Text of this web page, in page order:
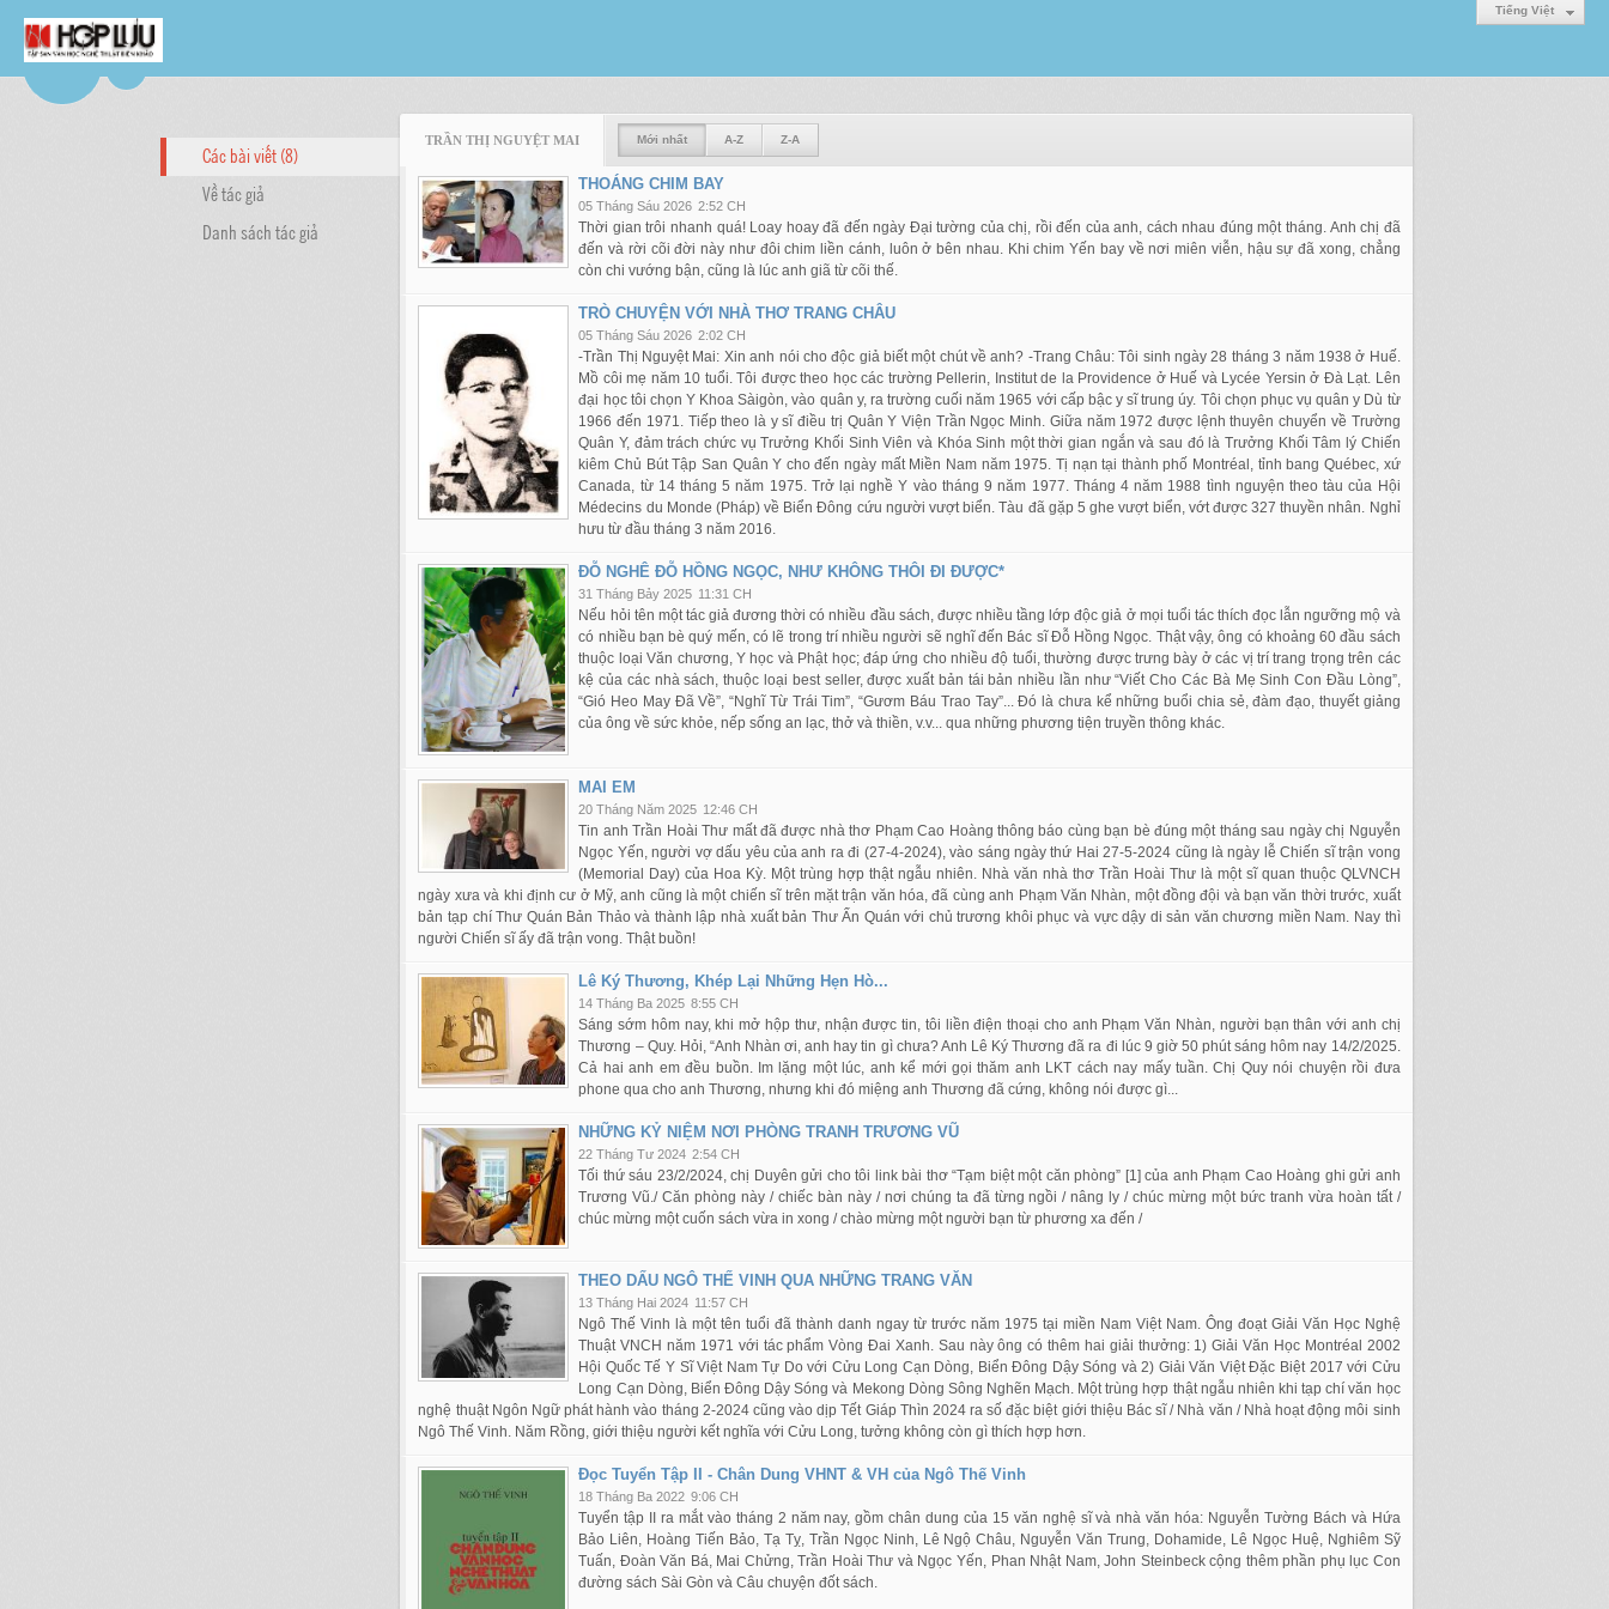
Tiếng Việt
Các bài viết (8)
Về tác giả
Danh sách tác giả
TRẦN THỊ NGUYỆT MAI Mới nhất A-Z Z-A
THOÁNG CHIM BAY
05 Tháng Sáu 2026 2:52 CH
Thời gian trôi nhanh quá! Loay hoay đã đến ngày Đại tường của chị, rồi đến của anh, cách nhau đúng một tháng. Anh chị đã
đến và rời cõi đời này như đôi chim liền cánh, luôn ở bên nhau. Khi chim Yến bay về nơi miên viễn, hậu sự đã xong, chẳng
còn chi vướng bận, cũng là lúc anh giã từ cõi thế.
TRÒ CHUYỆN VỚI NHÀ THƠ TRANG CHÂU
05 Tháng Sáu 2026 2:02 CH
-Trần Thị Nguyệt Mai: Xin anh nói cho độc giả biết một chút về anh? -Trang Châu: Tôi sinh ngày 28 tháng 3 năm 1938 ở Huế.
Mồ côi mẹ năm 10 tuổi. Tôi được theo học các trường Pellerin, Institut de la Providence ở Huế và Lycée Yersin ở Đà Lạt. Lên
đại học tôi chọn Y Khoa Sàigòn, vào quân y, ra trường cuối năm 1965 với cấp bậc y sĩ trung úy. Tôi chọn phục vụ quân y Dù từ
1966 đến 1971. Tiếp theo là y sĩ điều trị Quân Y Viện Trần Ngọc Minh. Giữa năm 1972 được lệnh thuyên chuyển về Trường
Quân Y, đảm trách chức vụ Trưởng Khối Sinh Viên và Khóa Sinh một thời gian ngắn và sau đó là Trưởng Khối Tâm lý Chiến
kiêm Chủ Bút Tập San Quân Y cho đến ngày mất Miền Nam năm 1975. Tị nạn tại thành phố Montréal, tỉnh bang Québec, xứ
Canada, từ 14 tháng 5 năm 1975. Trở lại nghề Y vào tháng 9 năm 1977. Tháng 4 năm 1988 tình nguyện theo tàu của Hội
Médecins du Monde (Pháp) về Biển Đông cứu người vượt biển. Tàu đã gặp 5 ghe vượt biển, vớt được 327 thuyền nhân. Nghỉ
hưu từ đầu tháng 3 năm 2016.
ĐỖ NGHÊ ĐỖ HỒNG NGỌC, NHƯ KHÔNG THÔI ĐI ĐƯỢC*
31 Tháng Bảy 2025 11:31 CH
Nếu hỏi tên một tác giả đương thời có nhiều đầu sách, được nhiều tầng lớp độc giả ở mọi tuổi tác thích đọc lẫn ngưỡng mộ và
có nhiều bạn bè quý mến, có lẽ trong trí nhiều người sẽ nghĩ đến Bác sĩ Đỗ Hồng Ngọc. Thật vậy, ông có khoảng 60 đầu sách
thuộc loại Văn chương, Y học và Phật học; đáp ứng cho nhiều độ tuổi, thường được trưng bày ở các vị trí trang trọng trên các
kệ của các nhà sách, thuộc loại best seller, được xuất bản tái bản nhiều lần như “Viết Cho Các Bà Mẹ Sinh Con Đầu Lòng”,
“Gió Heo May Đã Về”, “Nghĩ Từ Trái Tim”, “Gươm Báu Trao Tay”... Đó là chưa kể những buổi chia sẻ, đàm đạo, thuyết giảng
của ông về sức khỏe, nếp sống an lạc, thở và thiền, v.v... qua những phương tiện truyền thông khác.
MAI EM
20 Tháng Năm 2025 12:46 CH
Tin anh Trần Hoài Thư mất đã được nhà thơ Phạm Cao Hoàng thông báo cùng bạn bè đúng một tháng sau ngày chị Nguyễn
Ngọc Yến, người vợ dấu yêu của anh ra đi (27-4-2024), vào sáng ngày thứ Hai 27-5-2024 cũng là ngày lễ Chiến sĩ trận vong
(Memorial Day) của Hoa Kỳ. Một trùng hợp thật ngẫu nhiên. Nhà văn nhà thơ Trần Hoài Thư là một sĩ quan thuộc QLVNCH
ngày xưa và khi định cư ở Mỹ, anh cũng là một chiến sĩ trên mặt trận văn hóa, đã cùng anh Phạm Văn Nhàn, một đồng đội và bạn văn thời trước, xuất
bản tạp chí Thư Quán Bản Thảo và thành lập nhà xuất bản Thư Ấn Quán với chủ trương khôi phục và vực dậy di sản văn chương miền Nam. Nay thì
người Chiến sĩ ấy đã trận vong. Thật buồn!
Lê Ký Thương, Khép Lại Những Hẹn Hò...
14 Tháng Ba 2025 8:55 CH
Sáng sớm hôm nay, khi mở hộp thư, nhận được tin, tôi liền điện thoại cho anh Phạm Văn Nhàn, người bạn thân với anh chị
Thương – Quy. Hỏi, “Anh Nhàn ơi, anh hay tin gì chưa? Anh Lê Ký Thương đã ra đi lúc 9 giờ 50 phút sáng hôm nay 14/2/2025.
Cả hai anh em đều buồn. Im lặng một lúc, anh kể mới gọi thăm anh LKT cách nay mấy tuần. Chị Quy nói chuyện rồi đưa
phone qua cho anh Thương, nhưng khi đó miệng anh Thương đã cứng, không nói được gì...
NHỮNG KỶ NIỆM NƠI PHÒNG TRANH TRƯƠNG VŨ
22 Tháng Tư 2024 2:54 CH
Tối thứ sáu 23/2/2024, chị Duyên gửi cho tôi link bài thơ “Tạm biệt một căn phòng” [1] của anh Phạm Cao Hoàng ghi gửi anh
Trương Vũ./ Căn phòng này / chiếc bàn này / nơi chúng ta đã từng ngồi / nâng ly / chúc mừng một bức tranh vừa hoàn tất /
chúc mừng một cuốn sách vừa in xong / chào mừng một người bạn từ phương xa đến /
THEO DẤU NGÔ THẾ VINH QUA NHỮNG TRANG VĂN
13 Tháng Hai 2024 11:57 CH
Ngô Thế Vinh là một tên tuổi đã thành danh ngay từ trước năm 1975 tại miền Nam Việt Nam. Ông đoạt Giải Văn Học Nghệ
Thuật VNCH năm 1971 với tác phẩm Vòng Đai Xanh. Sau này ông có thêm hai giải thưởng: 1) Giải Văn Học Montréal 2002
Hội Quốc Tế Y Sĩ Việt Nam Tự Do với Cửu Long Cạn Dòng, Biển Đông Dậy Sóng và 2) Giải Văn Việt Đặc Biệt 2017 với Cửu
Long Cạn Dòng, Biển Đông Dậy Sóng và Mekong Dòng Sông Nghẽn Mạch. Một trùng hợp thật ngẫu nhiên khi tạp chí văn học
nghệ thuật Ngôn Ngữ phát hành vào tháng 2-2024 cũng vào dịp Tết Giáp Thìn 2024 ra số đặc biệt giới thiệu Bác sĩ / Nhà văn / Nhà hoạt động môi sinh
Ngô Thế Vinh. Năm Rồng, giới thiệu người kết nghĩa với Cửu Long, tưởng không còn gì thích hợp hơn.
Đọc Tuyển Tập II - Chân Dung VHNT & VH của Ngô Thế Vinh
18 Tháng Ba 2022 9:06 CH
Tuyển tập II ra mắt vào tháng 2 năm nay, gồm chân dung của 15 văn nghệ sĩ và nhà văn hóa: Nguyễn Tường Bách và Hứa
Bảo Liên, Hoàng Tiến Bảo, Tạ Tỵ, Trần Ngọc Ninh, Lê Ngộ Châu, Nguyễn Văn Trung, Dohamide, Lê Ngọc Huệ, Nghiêm Sỹ
Tuấn, Đoàn Văn Bá, Mai Chửng, Trần Hoài Thư và Ngọc Yến, Phan Nhật Nam, John Steinbeck cộng thêm phần phụ lục Con
đường sách Sài Gòn và Câu chuyện đốt sách.